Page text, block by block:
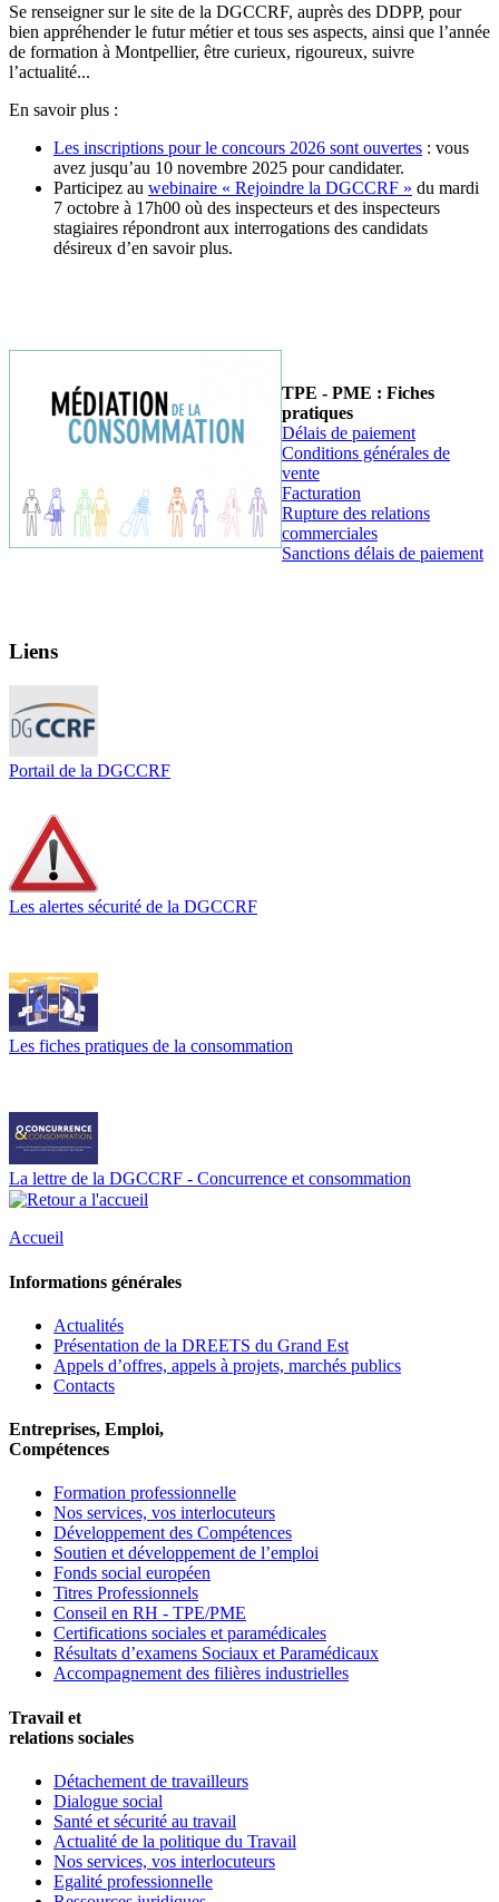
Se renseigner sur le site de la DGCCRF, auprès des DDPP, pour
bien appréhender le futur métier et tous ses aspects, ainsi que l’année
de formation à Montpellier, être curieux, rigoureux, suivre
l’actualité...
En savoir plus :
Les inscriptions pour le concours 2026 sont ouvertes : vous
avez jusqu’au 10 novembre 2025 pour candidater.
Participez au webinaire « Rejoindre la DGCCRF » du mardi
7 octobre à 17h00 où des inspecteurs et des inspecteurs
stagiaires répondront aux interrogations des candidats
désireux d’en savoir plus.
TPE - PME : Fiches
pratiques
Délais de paiement
Conditions générales de
vente
Facturation
Rupture des relations
commerciales
Sanctions délais de paiement
Liens
Portail de la DGCCRF
Les alertes sécurité de la DGCCRF
Les fiches pratiques de la consommation
La lettre de la DGCCRF - Concurrence et consommation
Accueil
Informations générales
Actualités
Présentation de la DREETS du Grand Est
Appels d’offres, appels à projets, marchés publics
Contacts
Entreprises, Emploi,
Compétences
Formation professionnelle
Nos services, vos interlocuteurs
Développement des Compétences
Soutien et développement de l’emploi
Fonds social européen
Titres Professionnels
Conseil en RH - TPE/PME
Certifications sociales et paramédicales
Résultats d’examens Sociaux et Paramédicaux
Accompagnement des filières industrielles
Travail et
relations sociales
Détachement de travailleurs
Dialogue social
Santé et sécurité au travail
Actualité de la politique du Travail
Nos services, vos interlocuteurs
Egalité professionnelle